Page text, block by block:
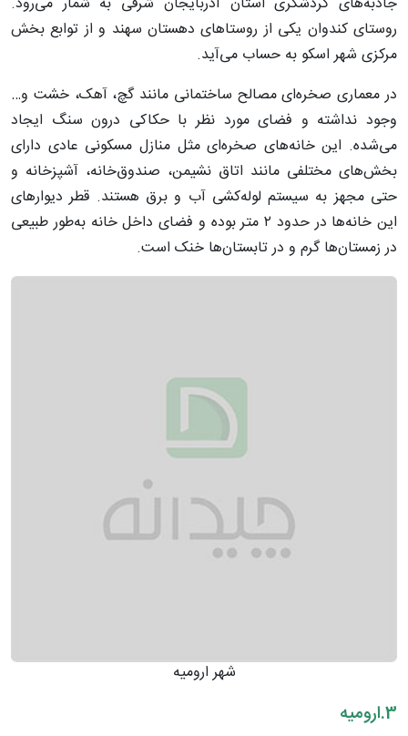
روستای کندوان یکی از روستا‌های دهستان سهند و از توابع بخش
مرکزی شهر اسکو به حساب می‌آید.
در معماری صخره‌ای مصالح ساختمانی مانند گچ، آهک، خشت و…
وجود نداشته و فضای مورد نظر با حکاکی درون سنگ ایجاد
می‌شده. این خانه‌های صخره‌ای مثل منازل مسکونی عادی دارای
بخش‌های مختلفی مانند اتاق نشیمن، صندوق‌خانه، آشپزخانه و
حتی مجهز به سیستم لوله‌کشی آب و برق هستند. قطر دیوار‌های
این خانه‌ها در حدود ۲ متر بوده و فضای داخل خانه به‌طور طبیعی
در زمستان‌ها گرم و در تابستان‌ها خنک است.
شهر ارومیه
3.ارومیه